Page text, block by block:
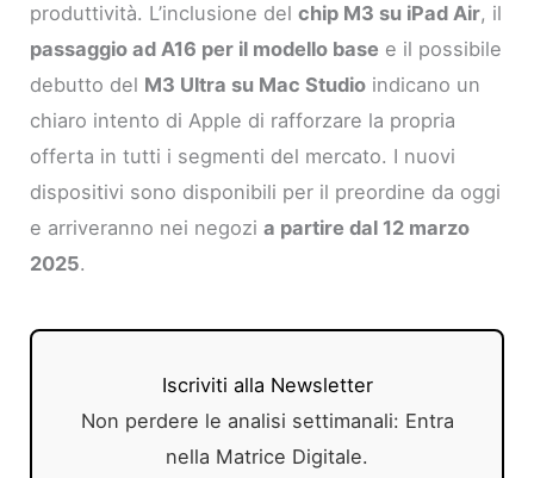
produttività. L’inclusione delchip M3 su iPad Air, il
passaggio ad A16 per il modello base e il possibile
debutto del M3 Ultra su Mac Studio indicano un
chiaro intento di Apple di rafforzare la propria
offerta in tutti i segmenti del mercato. I nuovi
dispositivi sono disponibili per il preordine da oggi
e arriveranno nei negozia partire dal 12 marzo
2025.
Iscriviti alla Newsletter
Non perdere le analisi settimanali: Entra
nella Matrice Digitale.